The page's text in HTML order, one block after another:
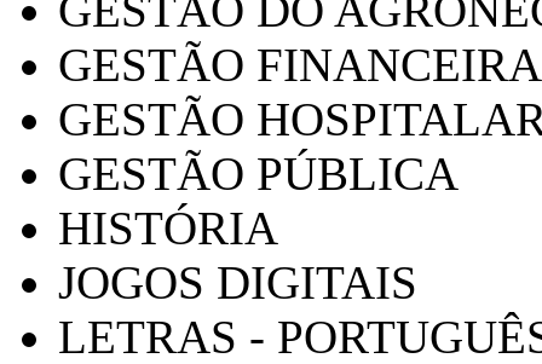
GESTÃO FINANCEIRA
GESTÃO
GESTÃO PÚBLICA
HISTÓRIA
JOGOS DIGITAIS
LETRAS -